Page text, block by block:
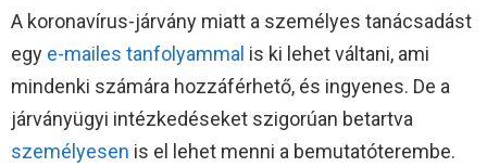
A koronavírus-járvány miatt a személyes tanácsadást
egy e-mailes tanfolyammal is ki lehet váltani, ami
mindenki számára hozzáférhető, és ingyenes. De a
járványügyi intézkedéseket szigorúan betartva
személyesen is el lehet menni a bemutatóterembe.